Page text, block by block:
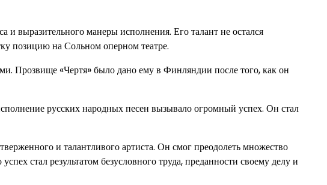
выразительного манеры исполнения. Его талант не остался
позицию на Сольном оперном театре.
Прозвище «Чертя» было дано ему в Финляндии после того, как он
русских народных песен вызывало огромный успех. Он стал
и талантливого артиста. Он смог преодолеть множество
стал результатом безусловного труда, преданности своему делу и